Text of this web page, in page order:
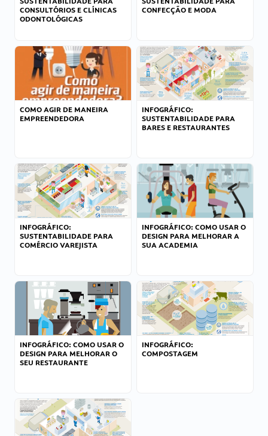
CONSULTÓRIOS E CLÍNICAS
ODONTOLÓGICAS
CONFECÇÃO E MODA
COMO AGIR DE MANEIRA
EMPREENDEDORA
INFOGRÁFICO:
SUSTENTABILIDADE PARA
BARES E RESTAURANTES
INFOGRÁFICO:
SUSTENTABILIDADE PARA
COMÉRCIO VAREJISTA
INFOGRÁFICO: COMO USAR O
DESIGN PARA MELHORAR A
SUA ACADEMIA
INFOGRÁFICO: COMO USAR O
DESIGN PARA MELHORAR O
SEU RESTAURANTE
INFOGRÁFICO:
COMPOSTAGEM